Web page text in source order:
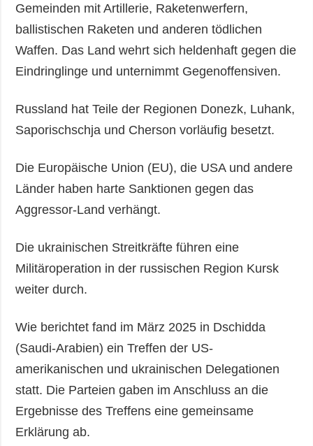
Gemeinden mit Artillerie, Raketenwerfern,
ballistischen Raketen und anderen tödlichen
Waffen. Das Land wehrt sich heldenhaft gegen die
Eindringlinge und unternimmt Gegenoffensiven.
Russland hat Teile der Regionen Donezk, Luhank,
Saporischschja und Cherson vorläufig besetzt.
Die Europäische Union (EU), die USA und andere
Länder haben harte Sanktionen gegen das
Aggressor-Land verhängt.
Die ukrainischen Streitkräfte führen eine
Militäroperation in der russischen Region Kursk
weiter durch.
Wie berichtet fand im März 2025 in Dschidda
(Saudi-Arabien) ein Treffen der US-
amerikanischen und ukrainischen Delegationen
statt. Die Parteien gaben im Anschluss an die
Ergebnisse des Treffens eine gemeinsame
Erklärung ab.